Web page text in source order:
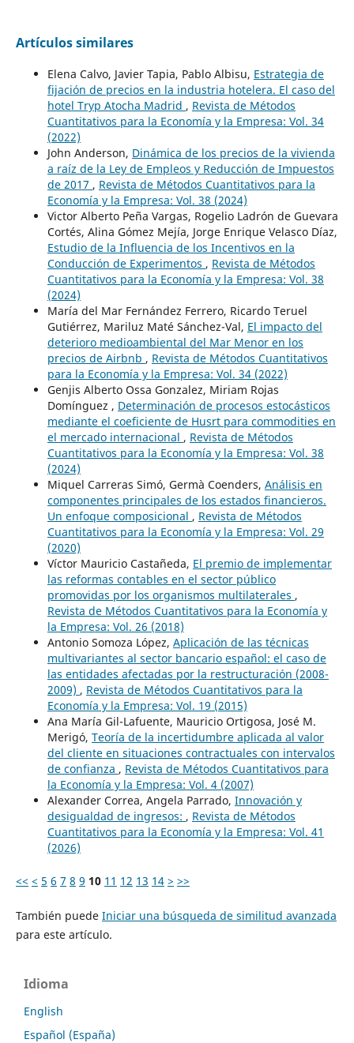
Artículos similares
Elena Calvo, Javier Tapia, Pablo Albisu, Estrategia de
fijación de precios en la industria hotelera. El caso del
hotel Tryp Atocha Madrid , Revista de Métodos
Cuantitativos para la Economía y la Empresa: Vol. 34
(2022)
John Anderson, Dinámica de los precios de la vivienda
a raíz de la Ley de Empleos y Reducción de Impuestos
de 2017 , Revista de Métodos Cuantitativos para la
Economía y la Empresa: Vol. 38 (2024)
Victor Alberto Peña Vargas, Rogelio Ladrón de Guevara
Cortés, Alina Gómez Mejía, Jorge Enrique Velasco Díaz,
Estudio de la Influencia de los Incentivos en la
Conducción de Experimentos , Revista de Métodos
Cuantitativos para la Economía y la Empresa: Vol. 38
(2024)
María del Mar Fernández Ferrero, Ricardo Teruel
Gutiérrez, Mariluz Maté Sánchez-Val, El impacto del
deterioro medioambiental del Mar Menor en los
precios de Airbnb , Revista de Métodos Cuantitativos
para la Economía y la Empresa: Vol. 34 (2022)
Genjis Alberto Ossa Gonzalez, Miriam Rojas
Domínguez , Determinación de procesos estocásticos
mediante el coeficiente de Husrt para commodities en
el mercado internacional , Revista de Métodos
Cuantitativos para la Economía y la Empresa: Vol. 38
(2024)
Miquel Carreras Simó, Germà Coenders, Análisis en
componentes principales de los estados financieros.
Un enfoque composicional , Revista de Métodos
Cuantitativos para la Economía y la Empresa: Vol. 29
(2020)
Víctor Mauricio Castañeda, El premio de implementar
las reformas contables en el sector público
promovidas por los organismos multilaterales ,
Revista de Métodos Cuantitativos para la Economía y
la Empresa: Vol. 26 (2018)
Antonio Somoza López, Aplicación de las técnicas
multivariantes al sector bancario español: el caso de
las entidades afectadas por la restructuración (2008-
2009) , Revista de Métodos Cuantitativos para la
Economía y la Empresa: Vol. 19 (2015)
Ana María Gil-Lafuente, Mauricio Ortigosa, José M.
Merigó, Teoría de la incertidumbre aplicada al valor
del cliente en situaciones contractuales con intervalos
de confianza , Revista de Métodos Cuantitativos para
la Economía y la Empresa: Vol. 4 (2007)
Alexander Correa, Angela Parrado, Innovación y
desigualdad de ingresos: , Revista de Métodos
Cuantitativos para la Economía y la Empresa: Vol. 41
(2026)
<< < 5 6 7 8 9 10 11 12 13 14 > >>
También puede Iniciar una búsqueda de similitud avanzada
para este artículo.
Idioma
English
Español (España)